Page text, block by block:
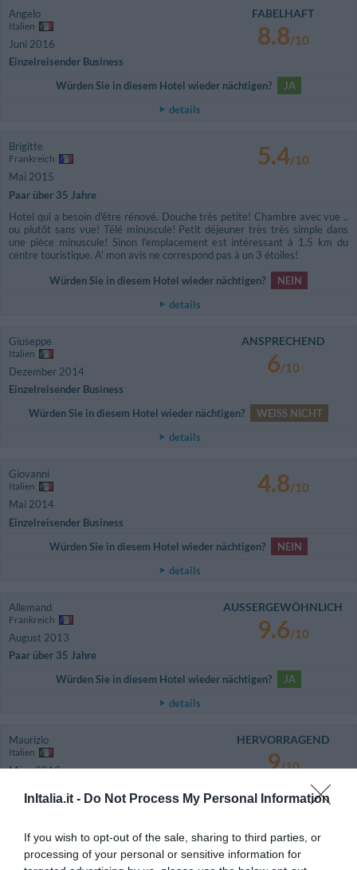
InItalia.it - Do Not Process My Personal Information
If you wish to opt-out of the sale, sharing to third parties, or
processing of your personal or sensitive information for
Angelo
Italien
Juni 2016
Einzelreisender Business
FABELHAFT
8.8/10
Würden Sie in diesem Hotel wieder nächtigen?
JA
details
Brigitte
Frankreich
Mai 2015
Paar über 35 Jahre
5.4/10
Hotel qui a besoin d'être rénové. Douche très petite! Chambre avec vue ..
ou plutôt sans vue! Télé minuscule! Petit déjeuner très très simple dans
une pièce minuscule! Sinon l'emplacement est intéressant à 1.5 km du
centre touristique. A' mon avis ne correspond pas à un 3 étoiles!
Würden Sie in diesem Hotel wieder nächtigen?
NEIN
details
Giuseppe
Italien
Dezember 2014
Einzelreisender Business
ANSPRECHEND
6/10
Würden Sie in diesem Hotel wieder nächtigen?
WEISS NICHT
details
Giovanni
Italien
Mai 2014
Einzelreisender Business
4.8/10
Würden Sie in diesem Hotel wieder nächtigen?
NEIN
details
Allemand
Frankreich
August 2013
Paar über 35 Jahre
AUSSERGEWÖHNLICH
9.6/10
Würden Sie in diesem Hotel wieder nächtigen?
JA
details
Maurizio
Italien
März 2013
HERVORRAGEND
9/10
details